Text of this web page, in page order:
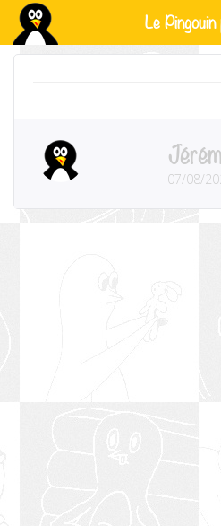
Le Pingouin
07/08/